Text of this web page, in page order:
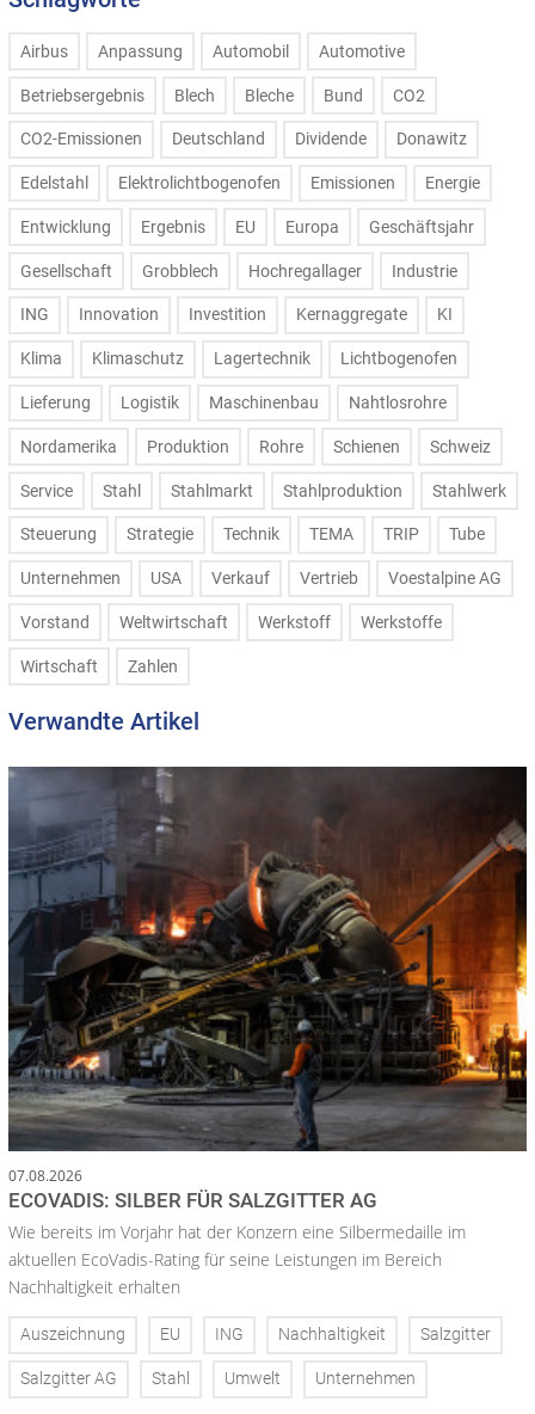
Airbus Anpassung Automobil Automotive
Betriebsergebnis Blech Bleche Bund CO2
CO2-Emissionen Deutschland Dividende Donawitz
Edelstahl Elektrolichtbogenofen Emissionen Energie
Entwicklung Ergebnis EU Europa Geschäftsjahr
Gesellschaft Grobblech Hochregallager Industrie
ING Innovation Investition Kernaggregate KI
Klima Klimaschutz Lagertechnik Lichtbogenofen
Lieferung Logistik Maschinenbau Nahtlosrohre
Nordamerika Produktion Rohre Schienen Schweiz
Service Stahl Stahlmarkt Stahlproduktion Stahlwerk
Steuerung Strategie Technik TEMA TRIP Tube
Unternehmen USA Verkauf Vertrieb Voestalpine AG
Vorstand Weltwirtschaft Werkstoff Werkstoffe
Wirtschaft Zahlen
Verwandte Artikel
07.08.2026
ECOVADIS: SILBER FÜR SALZGITTER AG
Wie bereits im Vorjahr hat der Konzern eine Silbermedaille im
aktuellen EcoVadis-Rating für seine Leistungen im Bereich
Nachhaltigkeit erhalten
Auszeichnung EU ING Nachhaltigkeit Salzgitter
Salzgitter AG Stahl Umwelt Unternehmen